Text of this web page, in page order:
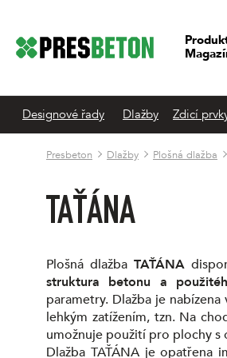
Designové řady Dlažby Zdicí
Presbeton Dlažby Plošná dlažba
TAŤÁNA
Plošná dlažba TAŤÁNA
struktura betonu a
parametry. Dlažba je
lehkým zatížením, tzn. Na
umožnuje použití pro plochy
Dlažba TAŤÁNA je opatřena